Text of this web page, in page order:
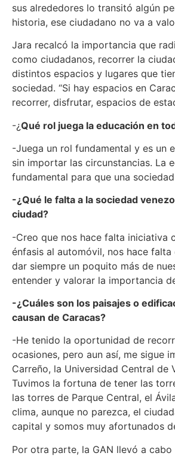
sus alrededores lo transitó algún
historia, ese ciudadano no va a
Jara recalcó la importancia que
como ciudadanos, recorrer la
distintos espacios y lugares que
sociedad. “Si hay espacios en
recorrer, disfrutar, espacios de
-¿Qué rol juega la educación en
-Juega un rol fundamental y es un
sin importar las circunstancias. La
fundamental para que una
-¿Qué le falta a la sociedad
ciudad?
-Creo que nos hace falta iniciativa
énfasis al automóvil, nos hace
dar siempre un poquito más de
entender y valorar la importancia
-¿Cuáles son los paisajes o
causan de Caracas?
-He tenido la oportunidad de
ocasiones, pero aun así, me sigue
Carreño, la Universidad Central de
Tuvimos la fortuna de tener las
las torres de Parque Central, el
clima, aunque no parezca, el
capital y somos muy afortunados
Por otra parte, la GAN llevó a